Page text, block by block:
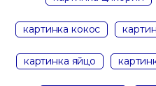
картинка кокос
картинка яйцо